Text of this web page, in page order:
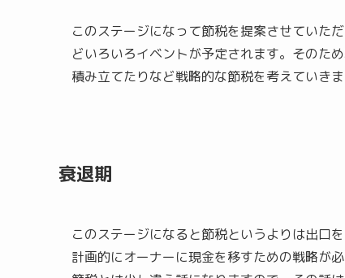
このステージになって節税を提案させていた
どいろいろイベントが予定されます。そのた
積み立てたりなど戦略的な節税を考えていきま
衰退期
このステージになると節税というよりは出口
計画的にオーナーに現金を移すための戦略が